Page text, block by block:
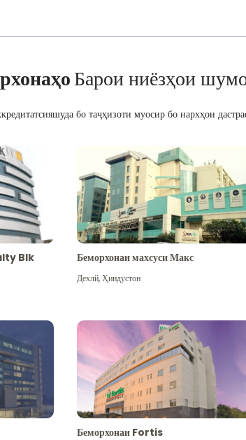
Барои ниёзҳои
бо таҷҳизоти муосир бо нархҳои
Blk Беморхонаи махсуси Макс
Дехлй,Ҳиндустон
Беморхонаи Fortis